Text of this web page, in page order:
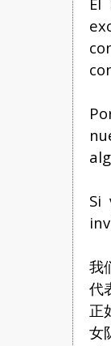
Si
我
代
正
女